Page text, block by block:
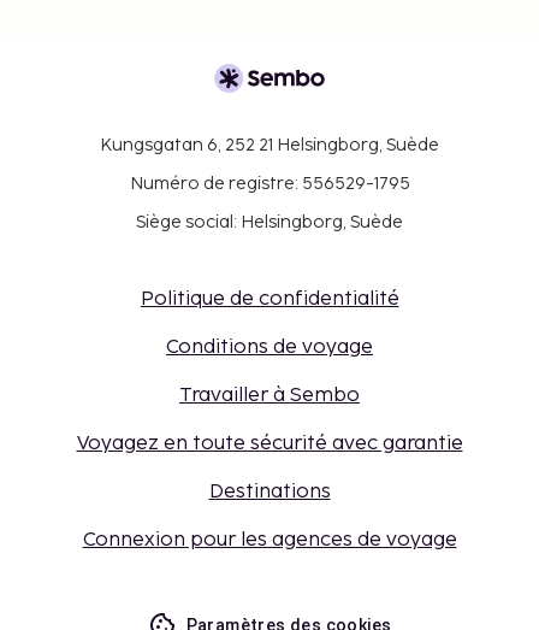
Kungsgatan 6, 252 21 Helsingborg, Suède
Numéro de registre: 556529-1795
Siège social: Helsingborg, Suède
Politique de confidentialité
Conditions de voyage
Travailler à Sembo
Voyagez en toute sécurité avec garantie
Destinations
Connexion pour les agences de voyage
Paramètres des cookies